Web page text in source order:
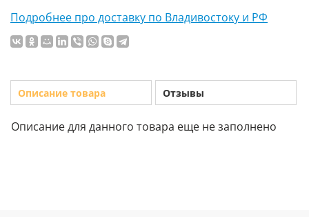
Подробнее про доставку по Владивостоку и РФ
Описание товара Отзывы
Описание для данного товара еще не заполнено